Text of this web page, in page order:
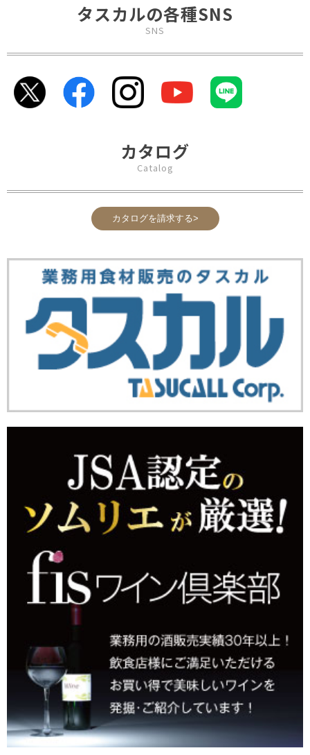
タスカルの各種SNS
SNS
カタログ
Catalog
カタログを請求する>